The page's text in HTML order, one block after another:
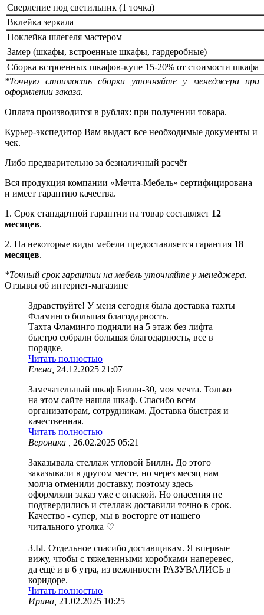
Сверление под светильник (1 точка)
Вклейка зеркала
Поклейка шлегеля мастером
Замер (шкафы, встроенные шкафы, гардеробные)
Сборка встроенных шкафов-купе 15-20% от стоимости шкафа
*Точную стоимость сборки уточняйте у менеджера при
оформлении заказа.
Оплата производится в рублях: при получении товара.
Курьер-экспедитор Вам выдаст все необходимые документы и
чек.
Либо предварительно за безналичный расчёт
Вся продукция компании «Мечта-Мебель» сертифицирована
и имеет гарантию качества.
1. Срок стандартной гарантии на товар составляет 12
месяцев.
2. На некоторые виды мебели предоставляется гарантия 18
месяцев.
*Точный срок гарантии на мебель уточняйте у менеджера.
Отзывы об интернет-магазине
Здравствуйте! У меня сегодня была доставка тахты
Фламинго большая благодарность.
Тахта Фламинго подняли на 5 этаж без лифта
быстро собрали большая благодарность, все в
порядке.
Читать полностью
Елена, 24.12.2025 21:07
Замечательный шкаф Билли-30, моя мечта. Только
на этом сайте нашла шкаф. Спасибо всем
организаторам, сотрудникам. Доставка быстрая и
качественная.
Читать полностью
Вероника ,
26.02.2025 05:21
Заказывала стеллаж угловой Билли. До этого
заказывали в другом месте, но через месяц нам
молча отменили доставку, поэтому здесь
оформляли заказ уже с опаской. Но опасения не
подтвердились и стеллаж доставили точно в срок.
Качество - супер, мы в восторге от нашего
читального уголка ♡
З.Ы. Отдельное спасибо доставщикам. Я впервые
вижу, чтобы с тяжеленными коробками наперевес,
да ещё и в 6 утра, из вежливости РАЗУВАЛИСЬ в
коридоре.
Читать полностью
Ирина, 21.02.2025 10:25